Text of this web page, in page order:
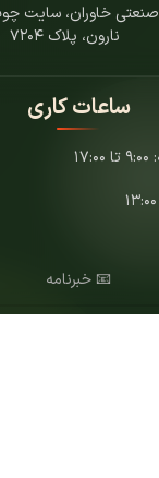
خاوران، سایت
نارون، پلاک ۷۲۰۴
ساعات کاری
📧 خبرنامه